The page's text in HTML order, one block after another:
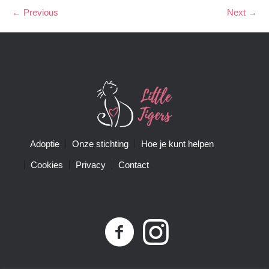
← Previous Next →
Adoptie Onze stichting Hoe je kunt helpen
Cookies Privacy Contact